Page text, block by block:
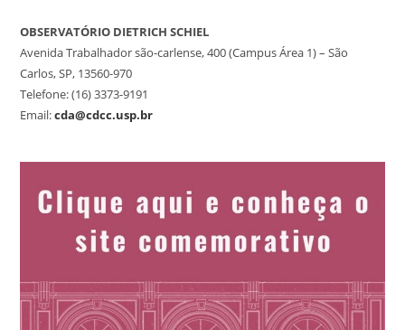
OBSERVATÓRIO DIETRICH SCHIEL
Avenida Trabalhador são-carlense, 400 (Campus Área 1) – São
Carlos, SP, 13560-970
Telefone: (16) 3373-9191
Email:cda@cdcc.usp.br